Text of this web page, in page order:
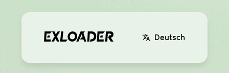
Deutsch